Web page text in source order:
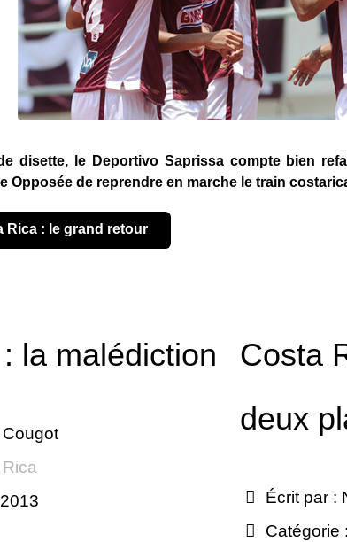
disette, le Deportivo Saprissa compte bien
Opposée de reprendre en marche le train
Rica : le grand retour
la malédiction
Costa
deux
Écrit par :
Catégorie :